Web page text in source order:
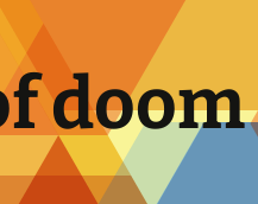
doom